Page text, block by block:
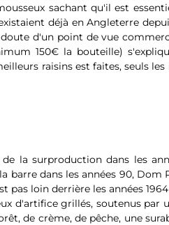
sachant qu'il est
déjà en Angleterre
d'un point de vue
150€ la bouteille)
raisins est faites, seuls
la surproduction dans les
barre dans les années 90, Dom
loin derrière les années 1964
d'artifice grillés, soutenus par
de crème, de pêche, une